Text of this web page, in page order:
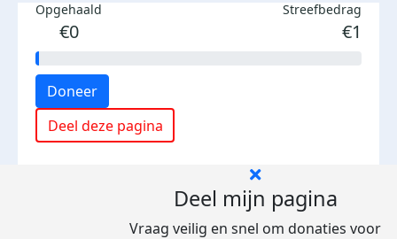
Opgehaald
€0
Streefbedrag
€1
Doneer
Deel deze pagina
Deel mijn pagina
Vraag veilig en snel om donaties voor